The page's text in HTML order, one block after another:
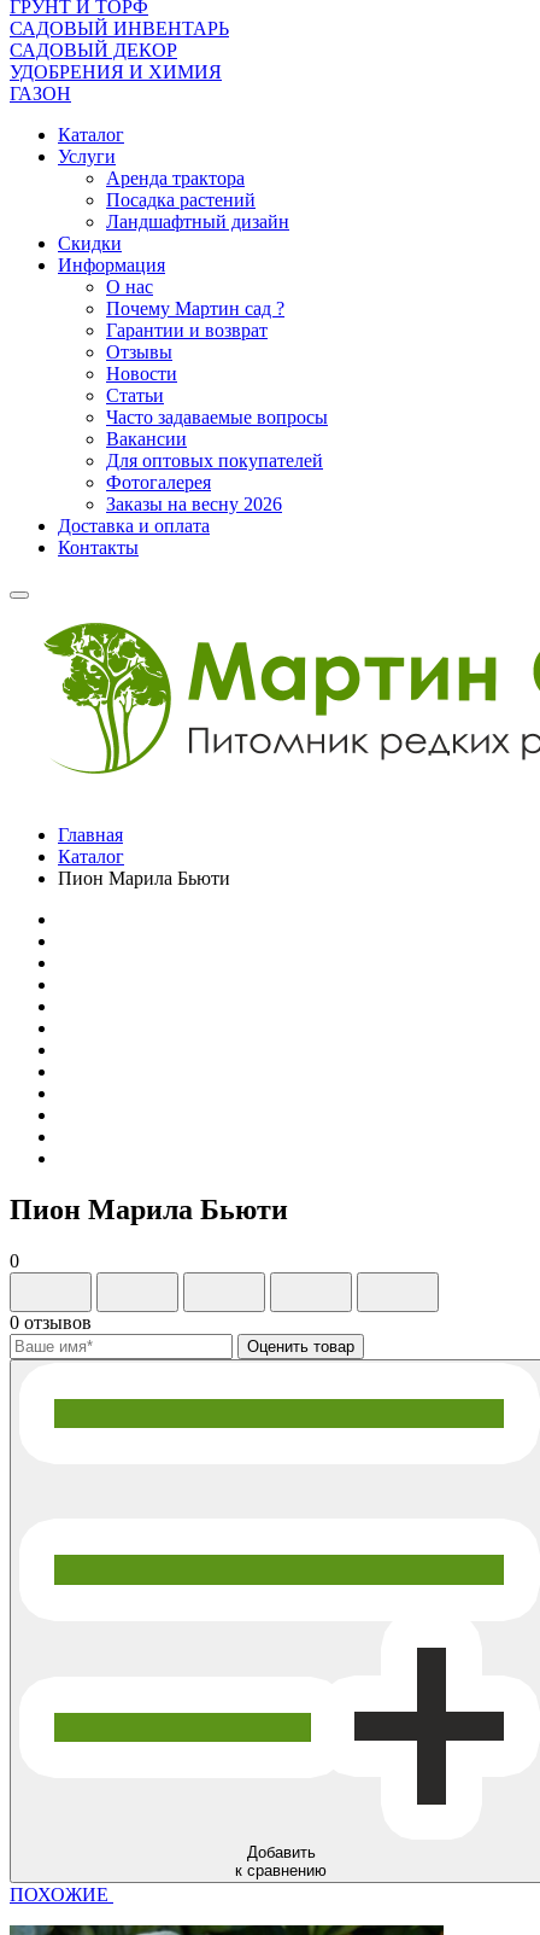
ГРУНТ И ТОРФ
САДОВЫЙ ИНВЕНТАРЬ
САДОВЫЙ ДЕКОР
УДОБРЕНИЯ И ХИМИЯ
ГАЗОН
Каталог
Услуги
Аренда трактора
Посадка растений
Ландшафтный дизайн
Скидки
Информация
О нас
Почему Мартин сад ?
Гарантии и возврат
Отзывы
Новости
Статьи
Часто задаваемые вопросы
Вакансии
Для оптовых покупателей
Фотогалерея
Заказы на весну 2026
Доставка и оплата
Контакты
Главная
Каталог
Пион Марила Бьюти
Пион Марила Бьюти
0
0 отзывов
Добавить
к сравнению
ПОХОЖИЕ